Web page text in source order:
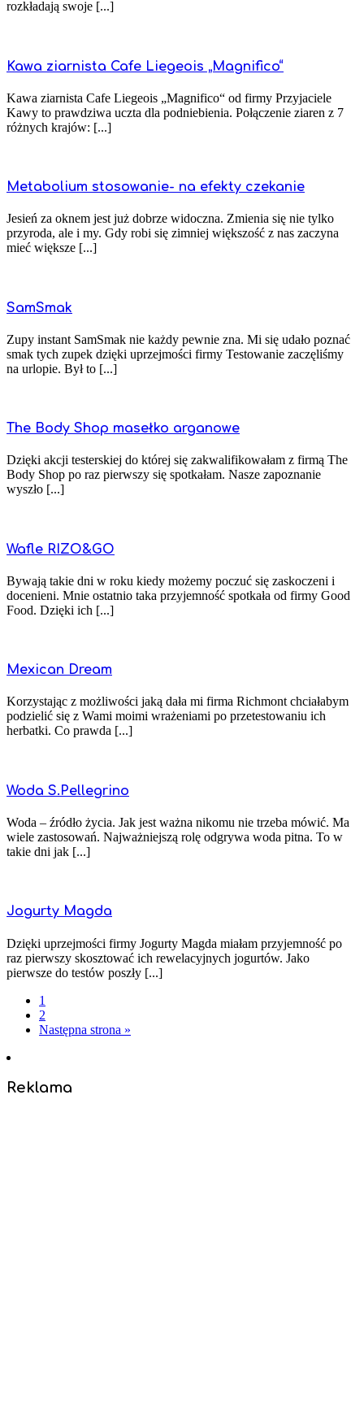
rozkładają swoje [...]
Kawa ziarnista Cafe Liegeois „Magnifico“
Kawa ziarnista Cafe Liegeois „Magnifico“ od firmy Przyjaciele
Kawy to prawdziwa uczta dla podniebienia. Połączenie ziaren z 7
różnych krajów: [...]
Metabolium stosowanie- na efekty czekanie
Jesień za oknem jest już dobrze widoczna. Zmienia się nie tylko
przyroda, ale i my. Gdy robi się zimniej większość z nas zaczyna
mieć większe [...]
SamSmak
Zupy instant SamSmak nie każdy pewnie zna. Mi się udało poznać
smak tych zupek dzięki uprzejmości firmy Testowanie zaczęliśmy
na urlopie. Był to [...]
The Body Shop masełko arganowe
Dzięki akcji testerskiej do której się zakwalifikowałam z firmą The
Body Shop po raz pierwszy się spotkałam. Nasze zapoznanie
wyszło [...]
Wafle RIZO&GO
Bywają takie dni w roku kiedy możemy poczuć się zaskoczeni i
docenieni. Mnie ostatnio taka przyjemność spotkała od firmy Good
Food. Dzięki ich [...]
Mexican Dream
Korzystając z możliwości jaką dała mi firma Richmont chciałabym
podzielić się z Wami moimi wrażeniami po przetestowaniu ich
herbatki. Co prawda [...]
Woda S.Pellegrino
Woda – źródło życia. Jak jest ważna nikomu nie trzeba mówić. Ma
wiele zastosowań. Najważniejszą rolę odgrywa woda pitna. To w
takie dni jak [...]
Jogurty Magda
Dzięki uprzejmości firmy Jogurty Magda miałam przyjemność po
raz pierwszy skosztować ich rewelacyjnych jogurtów. Jako
pierwsze do testów poszły [...]
1
2
Następna strona »
Reklama